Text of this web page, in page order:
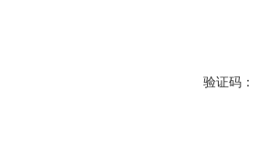
验证码：